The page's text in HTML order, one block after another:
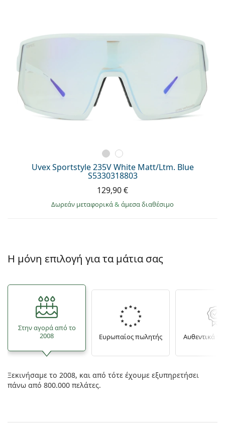
Uvex Sportstyle 235V White Matt/Ltm. Blue
S5330318803
129,90 €
Δωρεάν μεταφορικά& άμεσα διαθέσιμο
Η μόνη επιλογή για τα μάτια σας
Στην αγορά από το
2008
Ευρωπαίος πωλητής Αυθεντικά
Ξεκινήσαμε το 2008, και από τότε έχουμε εξυπηρετήσει
πάνω από 800.000 πελάτες.